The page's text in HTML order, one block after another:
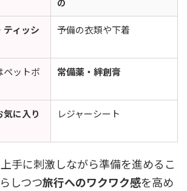
ティッシ
予備の衣類や下着
ペットボ
常備薬・絆創膏
気に入り
レジャーシート
手に刺激しながら準備を進めるこ
しつつ旅行へのワクワク感を高め